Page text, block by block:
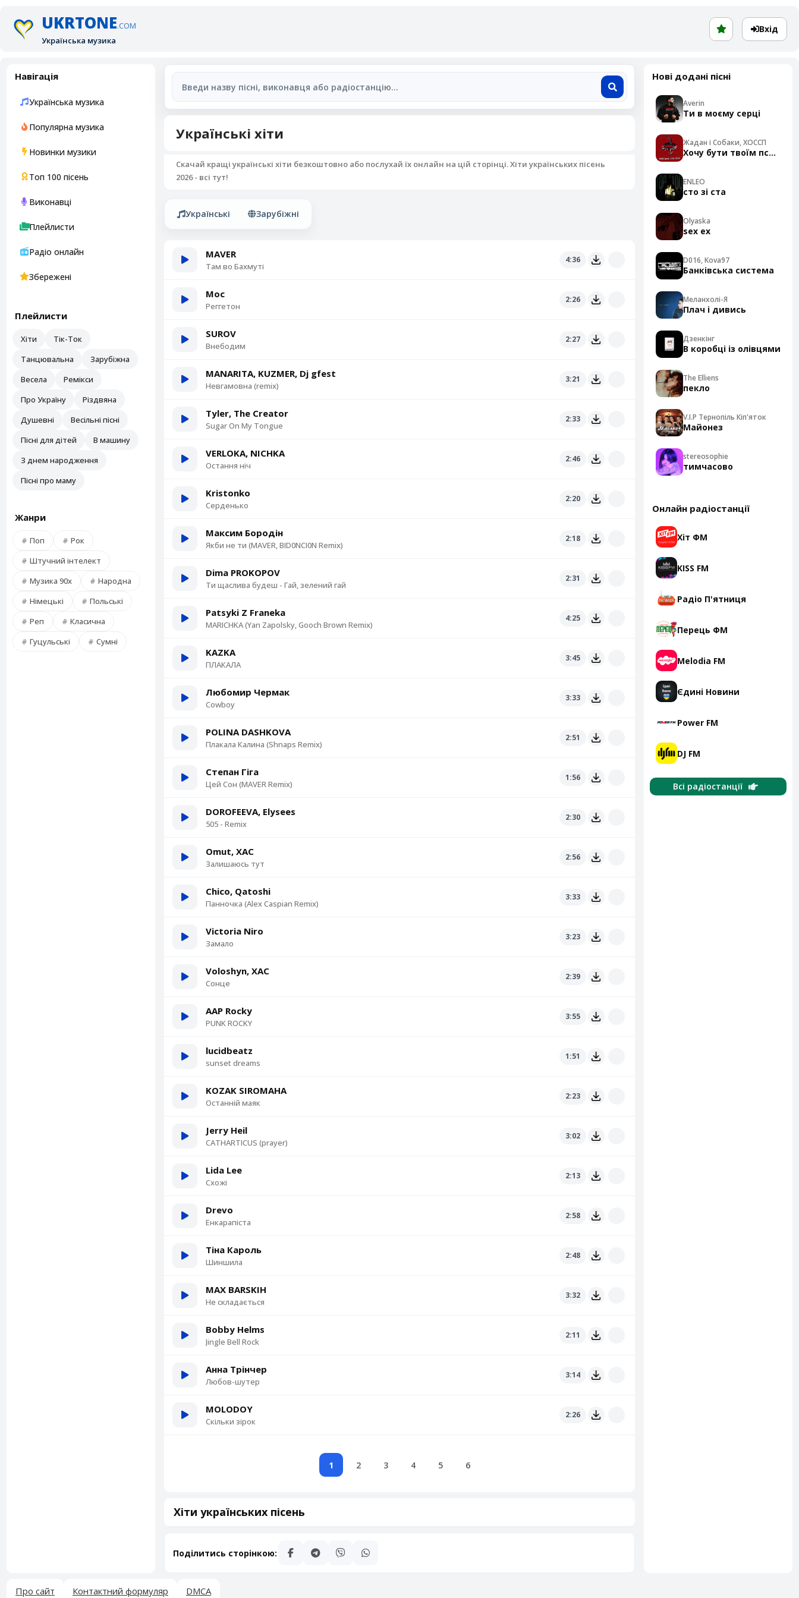
UKRTONE.COM
Українська музика
Вхід
Навігація
Українська музика
Популярна музика
Новинки музики
Топ 100 пісень
Виконавці
Плейлисти
Радіо онлайн
Збережені
Плейлисти
Хіти
Тік-Ток
Танцювальна
Зарубіжна
Весела
Ремікси
Про Україну
Різдвяна
Душевні
Весільні пісні
Пісні для дітей
В машину
З днем народження
Пісні про маму
Жанри
Поп
Рок
Штучний інтелект
Музика 90х
Народна
Німецькі
Польські
Реп
Класична
Гуцульські
Сумні
Українські хіти
Скачай кращі українські хіти безкоштовно або послухай їх онлайн на цій сторінці. Хіти українських пісень
2026 - всі тут!
Українські Зарубіжні
MAVER
Там во Бахмуті
4:36
Мос
Реггетон
2:26
SUROV
Внебодим
2:27
MANARITA, KUZMER, Dj gfest
Невгамовна (remix)
3:21
Tyler, The Creator
Sugar On My Tongue
2:33
VERLOKA, NICHKA
Остання ніч
2:46
Kristonko
Серденько
2:20
Максим Бородін
Якби не ти (MAVER, BID0NCI0N Remix)
2:18
Dima PROKOPOV
Ти щаслива будеш - Гай, зелений гай
2:31
Patsyki Z Franeka
MARICHKA (Yan Zapolsky, Gooch Brown Remix)
4:25
KAZKA
ПЛАКАЛА
3:45
Любомир Чермак
Cowboy
3:33
POLINA DASHKOVA
Плакала Калина (Shnaps Remix)
2:51
Степан Гіга
Цей Сон (MAVER Remix)
1:56
DOROFEEVA, Elysees
505 - Remix
2:30
Omut, ХАС
Залишаюсь тут
2:56
Chico, Qatoshi
Панночка (Alex Caspian Remix)
3:33
Victoria Niro
Замало
3:23
Voloshyn, ХАС
Сонце
2:39
AAP Rocky
PUNK ROCKY
3:55
lucidbeatz
sunset dreams
1:51
KOZAK SIROMAHA
Останній маяк
2:23
Jerry Heil
CATHARTICUS (prayer)
3:02
Lida Lee
Схожі
2:13
Drevo
Енкарапіста
2:58
Тіна Кароль
Шиншила
2:48
MAX BARSKIH
Не складається
3:32
Bobby Helms
Jingle Bell Rock
2:11
Анна Трінчер
Любов-шутер
3:14
MOLODOY
Скільки зірок
2:26
1 2 3 4 5 6
Хіти українських пісень
Поділитись сторінкою:
Нові додані пісні
Averin
Ти в моєму серці
Жадан і Собаки, ХОССП
Хочу бути твоїм псом - Cover
ENLEO
сто зі ста
Olyaska
sex ex
D016, Kova97
Банківська система
Меланхолі-Я
Плач і дивись
Дзенкінг
В коробці із олівцями
The Elliens
пекло
V.I.P Тернопіль Кіп'яток
Майонез
stereosophie
тимчасово
Онлайн радіостанції
Хіт ФМ
KISS FM
Радіо П'ятниця
Перець ФМ
Melodia FM
Єдині Новини
Power FM
DJ FM
Всі радіостанції
Про сайт Контактний формуляр DMCA